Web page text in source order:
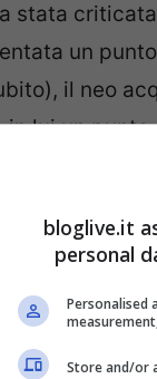
stata
un
il neo
in lui un
del triplete e
Il
Pjanice
poi,
giocatori
profondità
bloglive.it
personal
Personalised
Store and/or